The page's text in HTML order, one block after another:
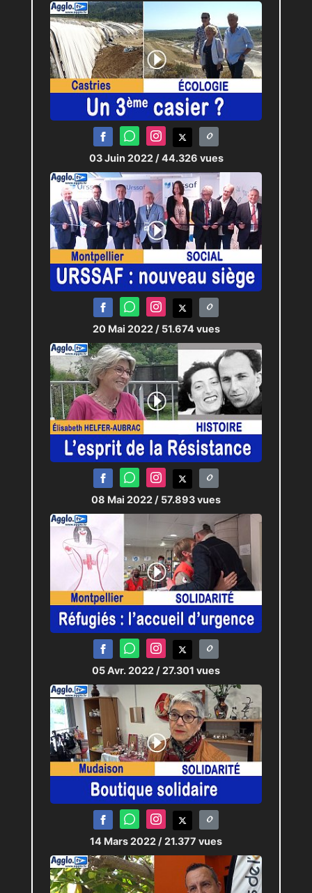
03 Juin 2022 / 44.326 vues
20 Mai 2022 / 51.674 vues
08 Mai 2022 / 57.893 vues
05 Avr. 2022 / 27.301 vues
14 Mars 2022 / 21.377 vues